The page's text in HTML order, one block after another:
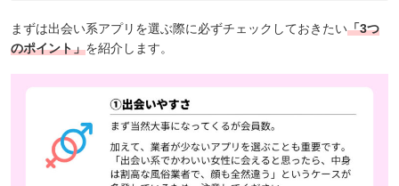
まずは出会い系アプリを選ぶ際に必ずチェックしておきたい「3つ
のポイント」を紹介します。